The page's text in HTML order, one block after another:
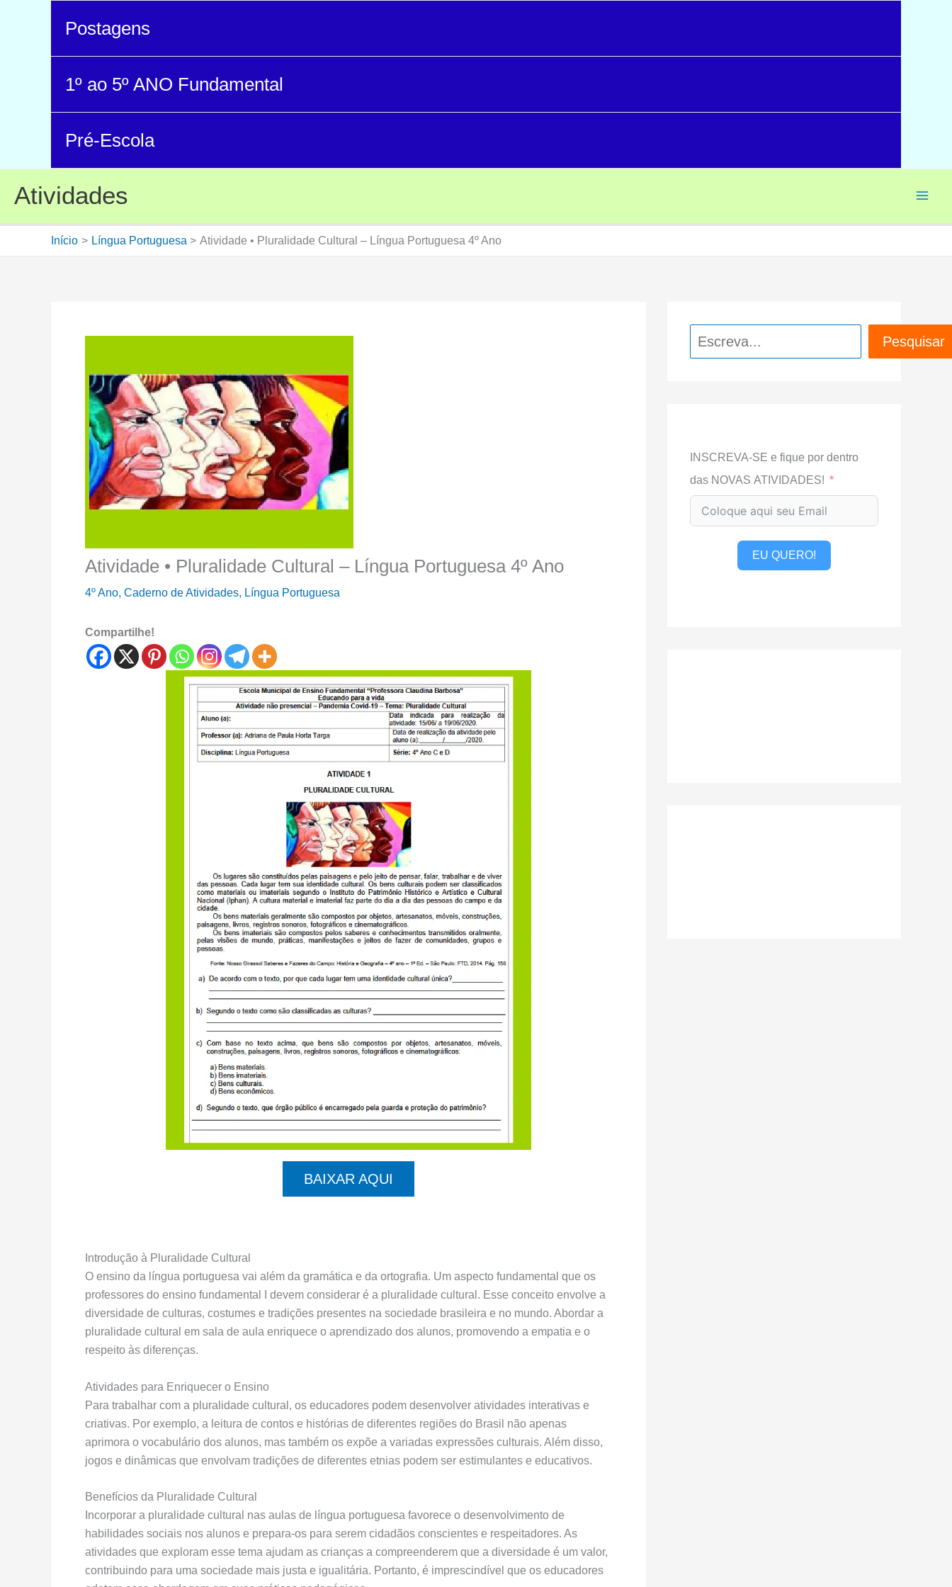
Postagens
1º ao 5º ANO Fundamental
Pré-Escola
Atividades
Início Língua Portuguesa Atividade • Pluralidade Cultural – Língua Portuguesa 4º Ano
Atividade • Pluralidade Cultural – Língua Portuguesa 4º Ano
4º Ano, Caderno de Atividades, Língua Portuguesa
Compartilhe!
BAIXAR AQUI
Introdução à Pluralidade Cultural
O ensino da língua portuguesa vai além da gramática e da ortografia. Um aspecto fundamental que os
professores do ensino fundamental I devem considerar é a pluralidade cultural. Esse conceito envolve a
diversidade de culturas, costumes e tradições presentes na sociedade brasileira e no mundo. Abordar a
pluralidade cultural em sala de aula enriquece o aprendizado dos alunos, promovendo a empatia e o
respeito às diferenças.
Atividades para Enriquecer o Ensino
Para trabalhar com a pluralidade cultural, os educadores podem desenvolver atividades interativas e
criativas. Por exemplo, a leitura de contos e histórias de diferentes regiões do Brasil não apenas
aprimora o vocabulário dos alunos, mas também os expõe a variadas expressões culturais. Além disso,
jogos e dinâmicas que envolvam tradições de diferentes etnias podem ser estimulantes e educativos.
Benefícios da Pluralidade Cultural
Incorporar a pluralidade cultural nas aulas de língua portuguesa favorece o desenvolvimento de
habilidades sociais nos alunos e prepara-os para serem cidadãos conscientes e respeitadores. As
atividades que exploram esse tema ajudam as crianças a compreenderem que a diversidade é um valor,
contribuindo para uma sociedade mais justa e igualitária. Portanto, é imprescindível que os educadores
Pesquisar Pesquisar
INSCREVA-SE e fique por dentro
das NOVAS ATIVIDADES!
EU QUERO!